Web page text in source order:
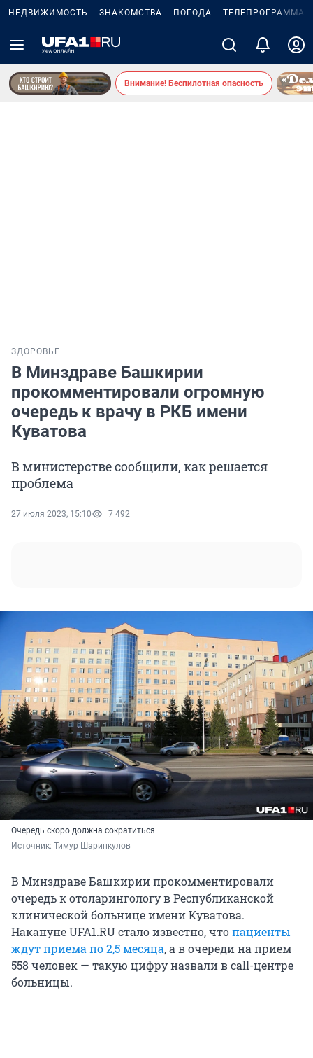
НЕДВИЖИМОСТЬ ЗНАКОМСТВА ПОГОДА ТЕЛЕПРОГРАММА
Внимание! Беспилотная опасность
ЗДОРОВЬЕ
В Минздраве Башкирии
прокомментировали огромную
очередь к врачу в РКБ имени
Куватова
В министерстве сообщили, как решается
проблема
27 июля 2023, 15:10 7 492
Очередь скоро должна сократиться
Источник: Тимур Шарипкулов
В Минздраве Башкирии прокомментировали
очередь к отоларингологу в Республиканской
клинической больнице имени Куватова.
Накануне UFA1.RU стало известно, чтопациенты
ждут приема по 2,5 месяца, а в очереди на прием
558 человек — такую цифру назвали в call-центре
больницы.